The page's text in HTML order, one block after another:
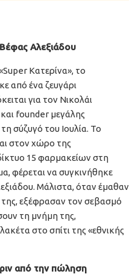
Αλεξιάδου
Κατερίνα», το
από ένα ζευγάρι
για τον Νικολάι
founder μεγάλης
σύζυγό του Ιουλία. Το
στον χώρο της
15 φαρμακείων στη
φέρεται να συγκινήθηκε
Μάλιστα, όταν έμαθαν
εξέφρασαν τον σεβασμό
τη μνήμη της,
στο σπίτι της «εθνικής
από την πώληση